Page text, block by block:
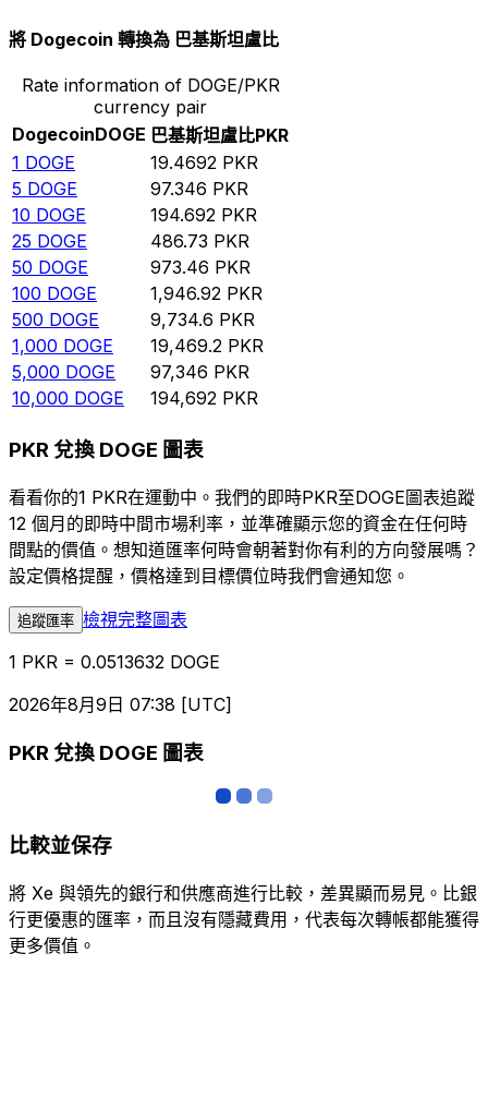
將 Dogecoin 轉換為 巴基斯坦盧比
Rate information of DOGE/PKR
currency pair
DogecoinDOGE 巴基斯坦盧比PKR
1 DOGE 19.4692 PKR
5 DOGE 97.346 PKR
10 DOGE 194.692 PKR
25 DOGE 486.73 PKR
50 DOGE 973.46 PKR
100 DOGE 1,946.92 PKR
500 DOGE 9,734.6 PKR
1,000 DOGE 19,469.2 PKR
5,000 DOGE 97,346 PKR
10,000 DOGE 194,692 PKR
PKR 兌換 DOGE 圖表
看看你的1 PKR在運動中。我們的即時PKR至DOGE圖表追蹤
12 個月的即時中間市場利率，並準確顯示您的資金在任何時
間點的價值。想知道匯率何時會朝著對你有利的方向發展嗎？
設定價格提醒，價格達到目標價位時我們會通知您。
追蹤匯率 檢視完整圖表
1 PKR = 0.0513632 DOGE
2026年8月9日 07:38 [UTC]
PKR 兌換 DOGE 圖表
比較並保存
將 Xe 與領先的銀行和供應商進行比較，差異顯而易見。比銀
行更優惠的匯率，而且沒有隱藏費用，代表每次轉帳都能獲得
更多價值。